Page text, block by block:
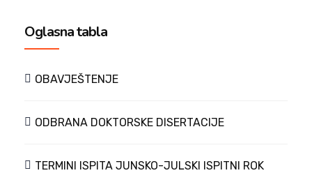
Oglasna tabla
OBAVJEŠTENJE
ODBRANA DOKTORSKE DISERTACIJE
TERMINI ISPITA JUNSKO-JULSKI ISPITNI ROK